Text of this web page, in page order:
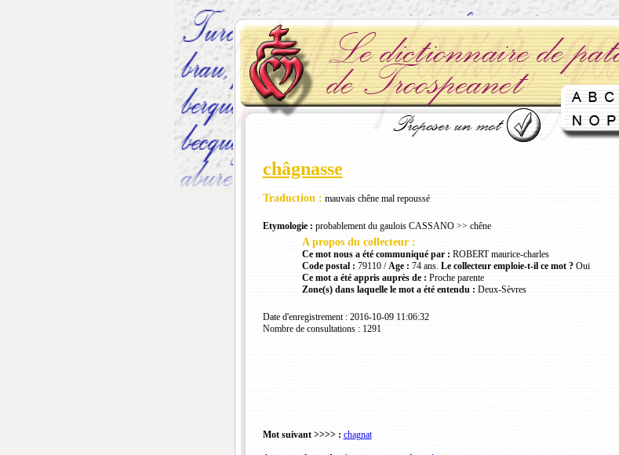
châgnasse
Traduction : mauvais chêne mal repoussé
Etymologie : probablement du gaulois CASSANO >> chêne
A propos du collecteur :
Ce mot nous a été communiqué par : ROBERT maurice-charles
Code postal : 79110 /Age : 74 ans. Le collecteur emploie-t-il ce mot ?Oui
Ce mot a été appris auprès de : Proche parente
Zone(s) dans laquelle le mot a été entendu : Deux-Sèvres
Date d'enregistrement : 2016-10-09 11:06:32
Nombre de consultations : 1291
Mot suivant >>>> : chagnat